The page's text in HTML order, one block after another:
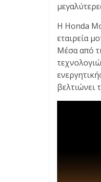
Η Honda
εταιρεία
Μέσα από
βελτιώνει